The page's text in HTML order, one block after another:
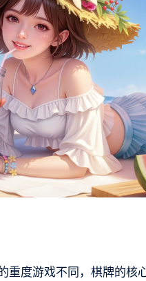
重度游戏不同，棋牌的核